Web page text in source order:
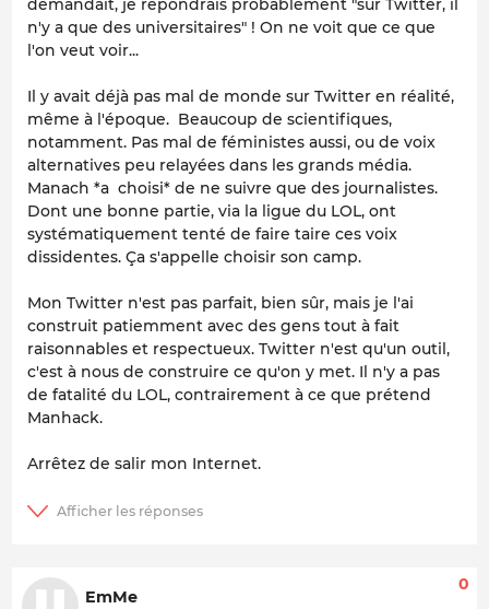
demandait, je répondrais probablement "sur Twitter, il
n'y a que des universitaires" ! On ne voit que ce que
l'on veut voir...
Il y avait déjà pas mal de monde sur Twitter en réalité,
même à l'époque. Beaucoup de scientifiques,
notamment. Pas mal de féministes aussi, ou de voix
alternatives peu relayées dans les grands média.
Manach *a choisi* de ne suivre que des journalistes.
Dont une bonne partie, via la ligue du LOL, ont
systématiquement tenté de faire taire ces voix
dissidentes. Ça s'appelle choisir son camp.
Mon Twitter n'est pas parfait, bien sûr, mais je l'ai
construit patiemment avec des gens tout à fait
raisonnables et respectueux. Twitter n'est qu'un outil,
c'est à nous de construire ce qu'on y met. Il n'y a pas
de fatalité du LOL, contrairement à ce que prétend
Manhack.
Arrêtez de salir mon Internet.
EmMe
0